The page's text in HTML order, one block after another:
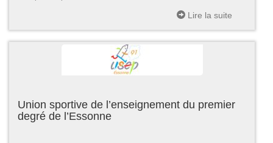
Lire la suite
Union sportive de l’enseignement du premier
degré de l’Essonne